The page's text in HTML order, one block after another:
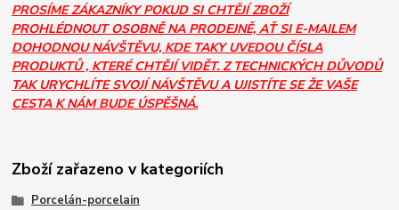
PROSÍME ZÁKAZNÍKY POKUD SI CHTĚJÍ ZBOŽÍ
PROHLÉDNOUT OSOBNĚ NA PRODEJNĚ, AŤ SI E-MAILEM
DOHODNOU NÁVŠTĚVU, KDE TAKY UVEDOU ČÍSLA
PRODUKTŮ , KTERÉ CHTĚJÍ VIDĚT. Z TECHNICKÝCH DŮVODŮ
TAK URYCHLÍTE SVOJÍ NÁVŠTĚVU A UJISTÍTE SE ŽE VAŠE
CESTA K NÁM BUDE ÚSPĚŠNÁ.
Zboží zařazeno v kategoriích
Porcelán-porcelain